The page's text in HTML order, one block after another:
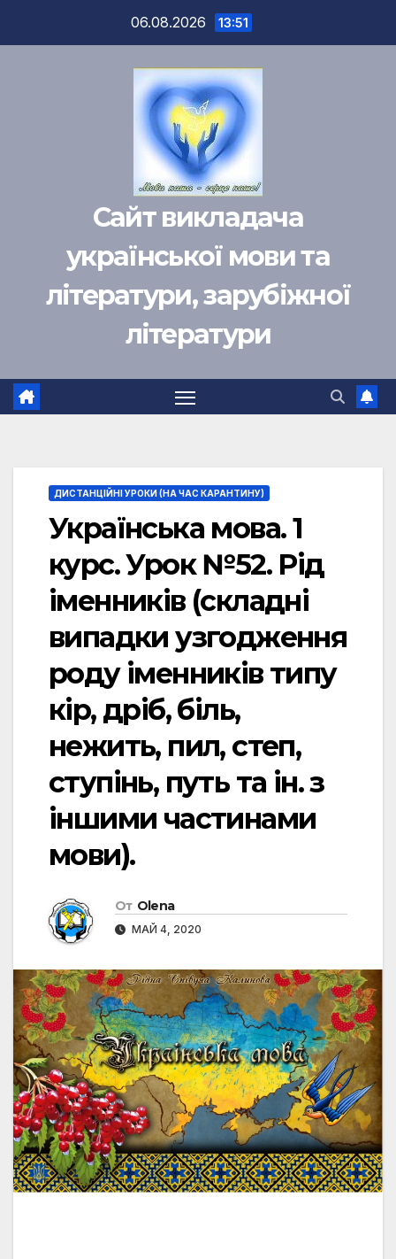
06.08.2026 13:51
Сайт викладача
української мови та
літератури, зарубіжної
літератури
ДИСТАНЦІЙНІ УРОКИ (НА ЧАС КАРАНТИНУ)
Українська мова. 1
курс. Урок №52. Рід
іменників (складні
випадки узгодження
роду іменників типу
кір, дріб, біль,
нежить, пил, степ,
ступінь, путь та ін. з
іншими частинами
мови).
От Olena
МАЙ 4, 2020